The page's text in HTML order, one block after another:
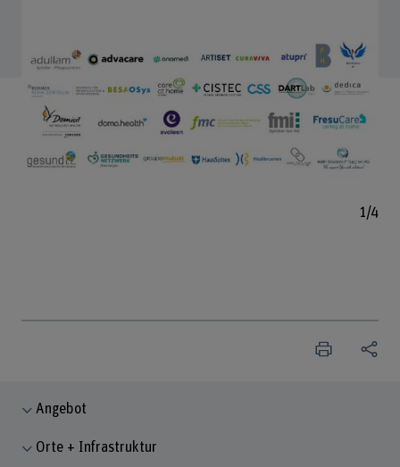
Bild
1/4
Angebot
Orte + Infrastruktur